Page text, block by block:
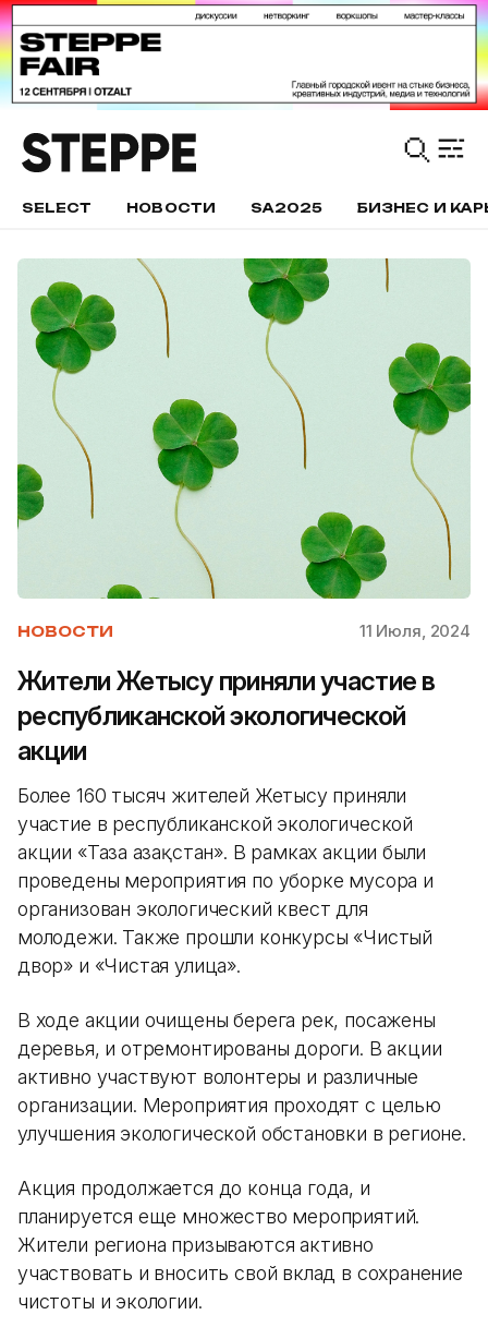
SELECT НОВОСТИ SA2025 БИЗНЕС И
НОВОСТИ 11 Июля, 2024
Жители Жетысу приняли участие в
республиканской экологической
акции
Более 160 тысяч жителей Жетысу приняли
участие в республиканской экологической
акции «Таза Қазақстан». В рамках акции были
проведены мероприятия по уборке мусора и
организован экологический квест для
молодежи. Также прошли конкурсы «Чистый
двор» и «Чистая улица».
В ходе акции очищены берега рек, посажены
деревья, и отремонтированы дороги. В акции
активно участвуют волонтеры и различные
организации. Мероприятия проходят с целью
улучшения экологической обстановки в регионе.
Акция продолжается до конца года, и
планируется еще множество мероприятий.
Жители региона призываются активно
участвовать и вносить свой вклад в сохранение
чистоты и экологии.